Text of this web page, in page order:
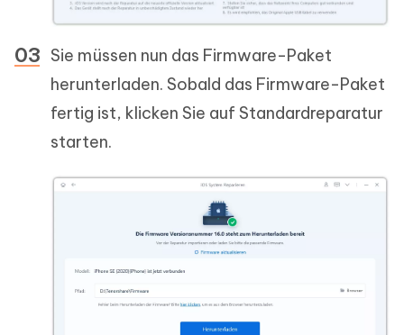
Sie müssen nun das Firmware-Paket
herunterladen. Sobald das Firmware-Paket
fertig ist, klicken Sie auf Standardreparatur
starten.